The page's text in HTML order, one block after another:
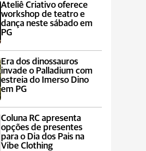
Ateliê Criativo oferece
workshop de teatro e
dança neste sábado em
PG
Era dos dinossauros
invade o Palladium com
estreia do Imerso Dino
em PG
Coluna RC apresenta
opções de presentes
para o Dia dos Pais na
Vibe Clothing